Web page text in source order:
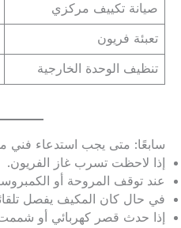
صيانة تكييف مركزي
تعبئة فريون
تنظيف الوحدة الخارجية
سابعًا: متى يجب استدعاء فني
إذا لاحظت تسرب غاز الفريون.
عند توقف المروحة أو
في حال كان المكيف يفصل
إذا حدث قصر كهربائي أو شممت